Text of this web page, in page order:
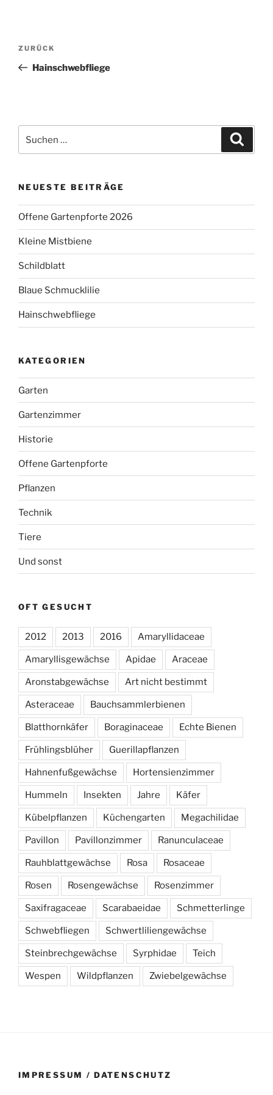
Beitragsnavigation
Vorheriger
Beitrag
ZURÜCK
Hainschwebfliege
nach:
NEUESTE BEITRÄGE
Offene Gartenpforte 2026
Kleine Mistbiene
Schildblatt
Blaue Schmucklilie
Hainschwebfliege
KATEGORIEN
Garten
Gartenzimmer
Historie
Offene Gartenpforte
Pflanzen
Technik
Tiere
Und sonst
OFT GESUCHT
2012 2013 2016 Amaryllidaceae
Amaryllisgewächse Apidae Araceae
Aronstabgewächse Art nicht bestimmt
Asteraceae Bauchsammlerbienen
Blatthornkäfer Boraginaceae Echte Bienen
Frühlingsblüher Guerillapflanzen
Hahnenfußgewächse Hortensienzimmer
Hummeln Insekten Jahre Käfer
Kübelpflanzen Küchengarten Megachilidae
Pavillon Pavillonzimmer Ranunculaceae
Rauhblattgewächse Rosa Rosaceae
Rosen Rosengewächse Rosenzimmer
Saxifragaceae Scarabaeidae Schmetterlinge
Schwebfliegen Schwertliliengewächse
Steinbrechgewächse Syrphidae Teich
Wespen Wildpflanzen Zwiebelgewächse
IMPRESSUM / DATENSCHUTZ